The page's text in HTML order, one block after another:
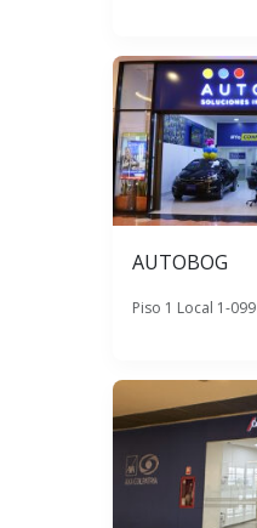
AUTOBOG
Piso 1 Local 1-099